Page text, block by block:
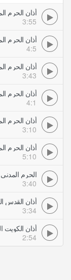
أذان الحرم المكي 1 الأذان بعدة
3:55
أذان الحرم المكي 2 الأذان بعدة
4:5
أذان الحرم
3:43
أذان الحرم المكي 4 الأذان
4:1
أذان الحرم المكي5 الأذان بعدة
3:10
أذان الحرم المكي6 الأذان بعدة
5:10
الحرم المدني 2 الأذان بعدة أصوات ندية
3:40
أذان القدس
3:34
أذان الكويت
2:54